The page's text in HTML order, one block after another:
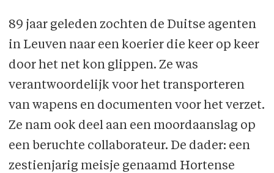
89 jaar geleden zochten de Duitse agenten
in Leuven naar een koerier die keer op keer
door het net kon glippen. Ze was
verantwoordelijk voor het transporteren
van wapens en documenten voor het verzet.
Ze nam ook deel aan een moordaanslag op
een beruchte collaborateur. De dader: een
zestienjarig meisje genaamd Hortense